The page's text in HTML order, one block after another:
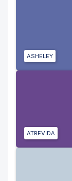
ASHELEY
ATREVIDA